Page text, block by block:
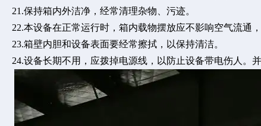
21.保持箱内外洁净，经常清理杂物、污迹。
22.本设备在正常运行时，箱内载物摆放应不影响空气流通
23.箱壁内胆和设备表面要经常擦拭，以保持清洁。
24.设备长期不用，应拨掉电源线，以防止设备带电伤人。